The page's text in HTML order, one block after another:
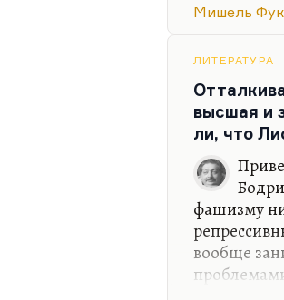
философию
философия
колонки.
Мишель
ЛИТЕРАТУРА
высшая и
ли, что
фашизму
вообще